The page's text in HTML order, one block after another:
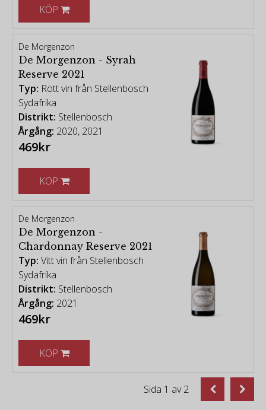
KÖP
De Morgenzon
De Morgenzon - Syrah
Reserve 2021
Typ: Rött vin från Stellenbosch
Sydafrika
Distrikt: Stellenbosch
Årgång: 2020, 2021
469kr
KÖP
De Morgenzon
De Morgenzon -
Chardonnay Reserve 2021
Typ: Vitt vin från Stellenbosch
Sydafrika
Distrikt: Stellenbosch
Årgång: 2021
469kr
KÖP
Sida 1 av2